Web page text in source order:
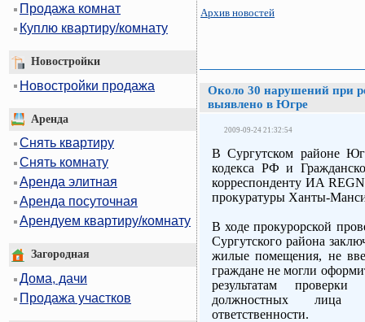
Продажа комнат
Куплю квартиру/комнату
Новостройки
Новостройки продажа
Аренда
Снять квартиру
Снять комнату
Аренда элитная
Аренда посуточная
Арендуем квартиру/комнату
Загородная
Дома, дачи
Продажа участков
Архив новостей
Около 30 нарушений при
выявлено в Югре
2009-09-24 21:32:54
В Сургутском районе
кодекса РФ и
корреспонденту ИА
прокуратуры Ханты-
В ходе прокурорской
Сургутского района
жилые помещения, не
граждане не могли
результатам
должностных лица
ответственности.